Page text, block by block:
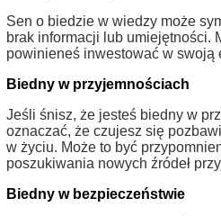
Sen o biedzie w wiedzy może
brak informacji lub umiejętności.
powinieneś inwestować w swoją
Biedny w przyjemnościach
Jeśli śnisz, że jesteś biedny w
oznaczać, że czujesz się
w życiu. Może to być
poszukiwania nowych źródeł
Biedny w bezpieczeństwie